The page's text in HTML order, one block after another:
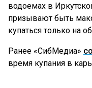
водоемах в
призывают быть
купаться только на
Ранее «СибМедиа»
время купания в